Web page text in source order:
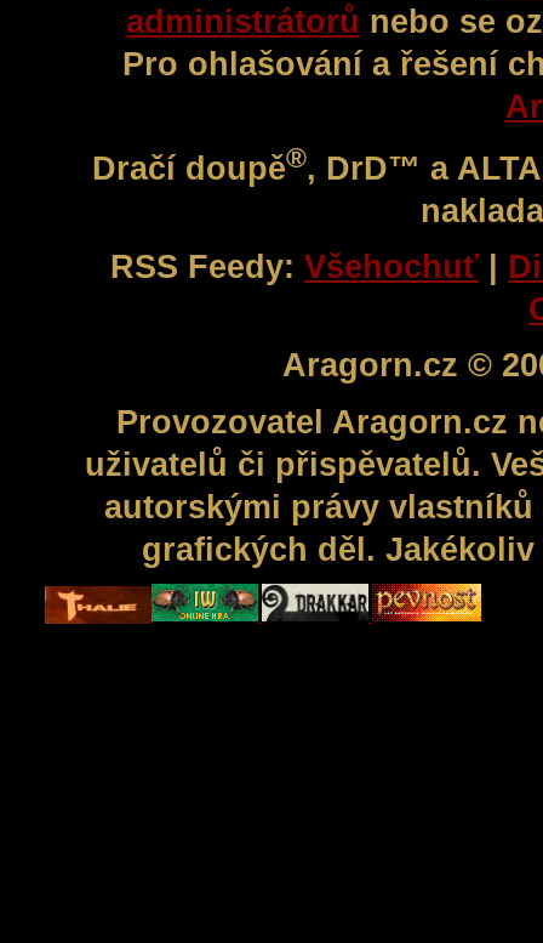
administrátorů nebo se
Pro ohlašování a řešení
Dračí doupě®, DrD™ a
RSS Feedy: Všehochuť |
Aragorn.cz ©
Provozovatel Aragorn.cz
uživatelů či přispěvatelů.
autorskými právy
grafických děl.